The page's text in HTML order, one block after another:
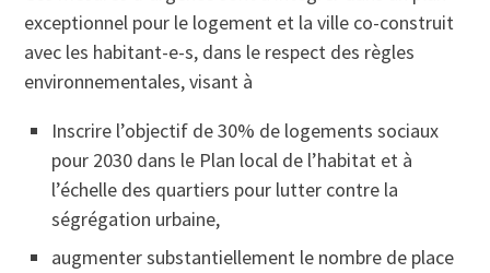
exceptionnel pour le logement et la ville co-construit
avec les habitant-e-s, dans le respect des règles
environnementales, visant à
Inscrire l’objectif de 30% de logements sociaux
pour 2030 dans le Plan local de l’habitat et à
l’échelle des quartiers pour lutter contre la
ségrégation urbaine,
augmenter substantiellement le nombre de place